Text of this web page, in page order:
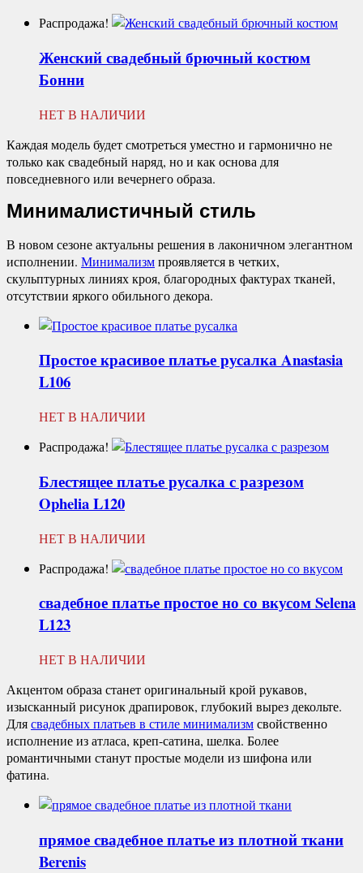
Распродажа!
Женский свадебный брючный костюм
Бонни
НЕТ В НАЛИЧИИ
Каждая модель будет смотреться уместно и гармонично не
только как свадебный наряд, но и как основа для
повседневного или вечернего образа.
Минималистичный стиль
В новом сезоне актуальны решения в лаконичном элегантном
исполнении. Минимализмпроявляется в четких,
скульптурных линиях кроя, благородных фактурах тканей,
отсутствии яркого обильного декора.
Простое красивое платье русалкаAnastasia
L106
НЕТ В НАЛИЧИИ
Распродажа!
Блестящее платье русалка с разрезом
Ophelia L120
НЕТ В НАЛИЧИИ
Распродажа!
свадебное платье простое но со вкусомSelena
L123
НЕТ В НАЛИЧИИ
Акцентом образа станет оригинальный крой рукавов,
изысканный рисунок драпировок, глубокий вырез декольте.
Длясвадебных платьев в стиле минимализмсвойственно
исполнение из атласа, креп-сатина, шелка. Более
романтичными станут простые модели из шифона или
фатина.
прямое свадебное платье из плотной ткани
Berenis